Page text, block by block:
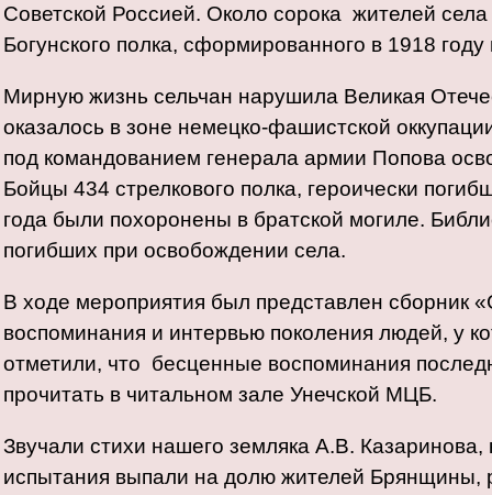
Советской Россией. Около сорока жителей
Богунского полка, сформированного в 1918
Мирную жизнь сельчан нарушила Великая
оказалось в зоне немецко-фашистской
под командованием генера­ла армии Попова
Бойцы 434 стрелкового полка, героически
года были похоронены в братской могиле.
погибших при освобождении села.
В ходе мероприятия был представлен сборник
воспоминания и интервью поколения людей, у
отметили, что бесценные воспоминания
прочитать в читальном зале Унечской МЦБ.
Звучали стихи нашего земляка А.В.
испытания выпали на долю жителей Брянщины,